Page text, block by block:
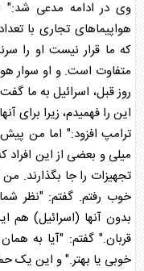
هواپیماهای تجاری با
که ما قرار نیست او را
متفاوت است. و او سوار
روز قبل، اسرائیل به ما
این را فهمیدم، زیرا برای
ترامپ افزود:" اما من
میلی و بعضی از این افراد
تجهیزات را جا بگذارند.
خوب رفتم. گفتم: "نظر
بدون آنها (اسرائیل) هم
قربان." گفتم: "آیا به
خوبی یا بهتر." و این یک